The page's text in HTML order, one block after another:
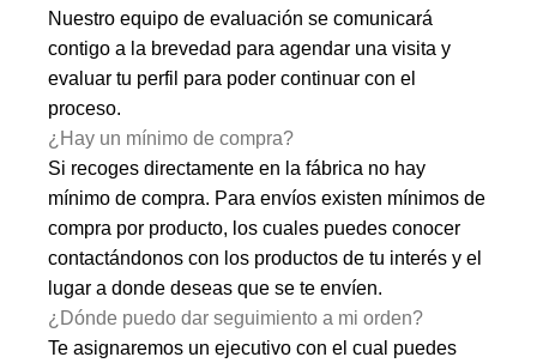
Nuestro equipo de evaluación se comunicará
contigo a la brevedad para agendar una visita y
evaluar tu perfil para poder continuar con el
proceso.
¿Hay un mínimo de compra?
Si recoges directamente en la fábrica no hay
mínimo de compra. Para envíos existen mínimos de
compra por producto, los cuales puedes conocer
contactándonos con los productos de tu interés y el
lugar a donde deseas que se te envíen.
¿Dónde puedo dar seguimiento a mi orden?
Te asignaremos un ejecutivo con el cual puedes